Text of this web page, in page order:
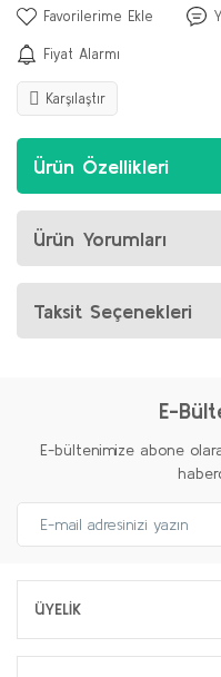
Fiyat Alarmı
Karşılaştır
Ürün Özellikleri
Ürün Yorumları
Taksit Seçenekleri
E-
E-bültenimize abone
ÜYELİK